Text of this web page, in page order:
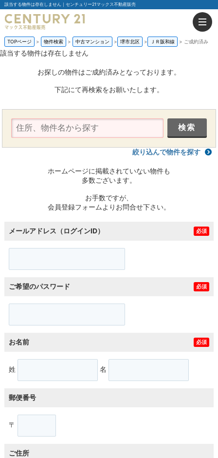
該当する物件は存在しません｜センチュリー21マックス不動産販売
TOPページ 物件検索 中古マンション 堺市北区 ＪＲ阪和線 ご成約済み
該当する物件は存在しません
お探しの物件はご成約済みとなっております。
下記にて再検索をお願いたします。
絞り込んで物件を探す
ホームページに掲載されていない物件も
多数ございます。
お手数ですが、
会員登録フォームよりお問合せ下さい。
メールアドレス（ログインID） 必須
ご希望のパスワード 必須
お名前 必須
姓 名
郵便番号
〒
ご住所